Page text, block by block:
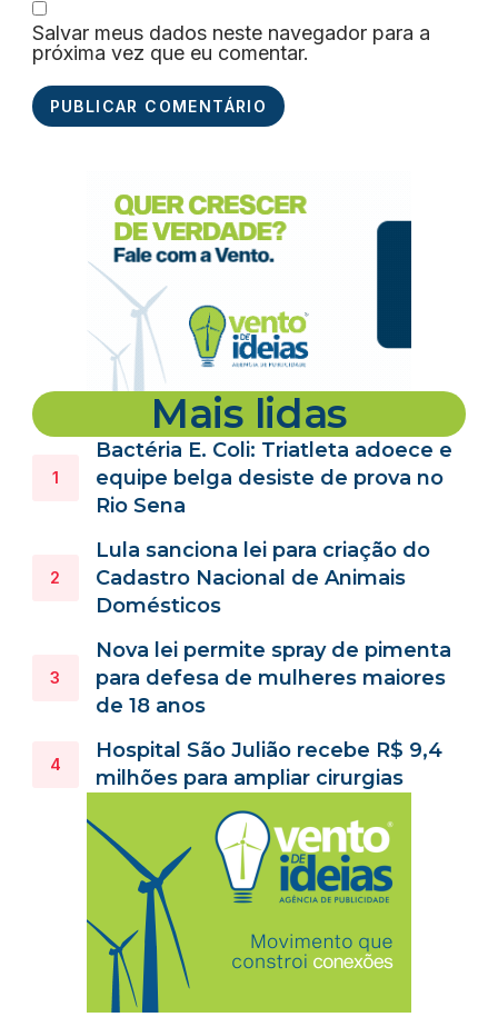
Salvar meus dados neste navegador para a
próxima vez que eu comentar.
Mais lidas
Bactéria E. Coli: Triatleta adoece e
equipe belga desiste de prova no
Rio Sena
Lula sanciona lei para criação do
Cadastro Nacional de Animais
Domésticos
Nova lei permite spray de pimenta
para defesa de mulheres maiores
de 18 anos
Hospital São Julião recebe R$ 9,4
milhões para ampliar cirurgias